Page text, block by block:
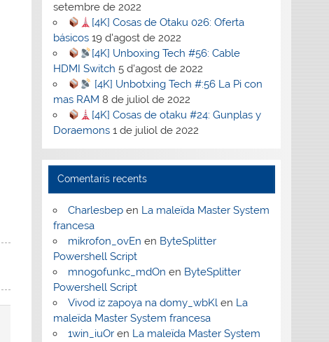
setembre de 2022
[4K] Cosas de Otaku 026: Oferta
básicos 19 d'agost de 2022
[4K] Unboxing Tech #56: Cable
HDMI Switch 5 d'agost de 2022
[4K] Unbotxing Tech #:56 La Pi con
mas RAM 8 de juliol de 2022
[4K] Cosas de otaku #24: Gunplas y
Doraemons 1 de juliol de 2022
Comentaris recents
Charlesbepen La maleïda Master System
francesa
mikrofon_ovEn en ByteSplitter
Powershell Script
mnogofunkc_mdOn en ByteSplitter
Powershell Script
Vivod iz zapoya na domy_wbKlen La
maleïda Master System francesa
1win_iuOren La maleïda Master System